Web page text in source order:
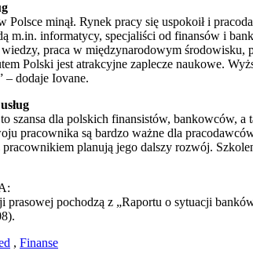
Polsce minął. Rynek pracy się uspokoił i
m.in. informatycy, specjaliści od finansów i
praca w międzynarodowym środowisku,
Polski jest atrakcyjne zaplecze naukowe.
– dodaje Iovane.
to szansa dla polskich finansistów, bankowców,
pracownika są bardzo ważne dla
planują jego dalszy rozwój.
prasowej pochodzą z „Raportu o sytuacji
, Finanse